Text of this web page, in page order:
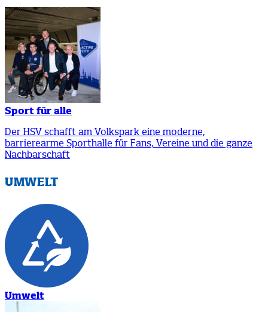
Sport für alle
Der HSV schafft am Volkspark eine moderne,
barrierearme Sporthalle für Fans, Vereine und die ganze
Nachbarschaft
UMWELT
Umwelt